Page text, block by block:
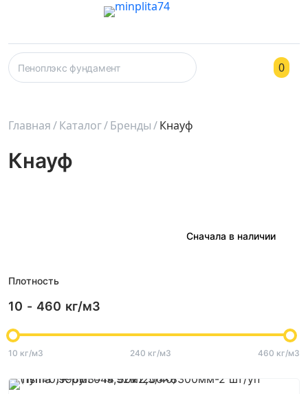
0
Главная Каталог Бренды Кнауф
Кнауф
Плотность
10 - 460 кг/м3
10 кг/м3 240 кг/м3 460 кг/м3